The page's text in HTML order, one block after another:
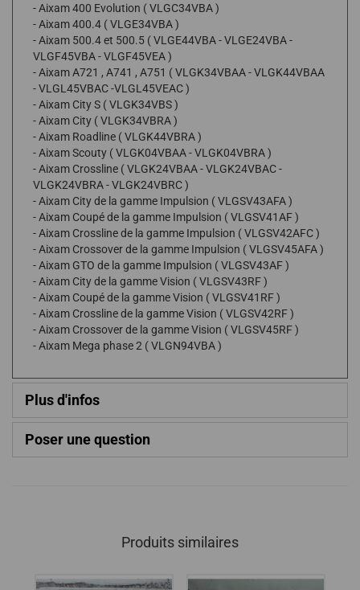
- Aixam 400 Evolution ( VLGC34VBA )
- Aixam 400.4 ( VLGE34VBA )
- Aixam 500.4 et 500.5 ( VLGE44VBA - VLGE24VBA -
VLGF45VBA - VLGF45VEA )
- Aixam A721 , A741 , A751 ( VLGK34VBAA - VLGK44VBAA
- VLGL45VBAC -VLGL45VEAC )
- Aixam City S ( VLGK34VBS )
- Aixam City ( VLGK34VBRA )
- Aixam Roadline ( VLGK44VBRA )
- Aixam Scouty ( VLGK04VBAA - VLGK04VBRA )
- Aixam Crossline ( VLGK24VBAA - VLGK24VBAC -
VLGK24VBRA - VLGK24VBRC )
- Aixam City de la gamme Impulsion ( VLGSV43AFA )
- Aixam Coupé de la gamme Impulsion ( VLGSV41AF )
- Aixam Crossline de la gamme Impulsion ( VLGSV42AFC )
- Aixam Crossover de la gamme Impulsion ( VLGSV45AFA )
- Aixam GTO de la gamme Impulsion ( VLGSV43AF )
- Aixam City de la gamme Vision ( VLGSV43RF )
- Aixam Coupé de la gamme Vision ( VLGSV41RF )
- Aixam Crossline de la gamme Vision ( VLGSV42RF )
- Aixam Crossover de la gamme Vision ( VLGSV45RF )
- Aixam Mega phase 2 ( VLGN94VBA )
Plus d'infos
Poser une question
Produits similaires